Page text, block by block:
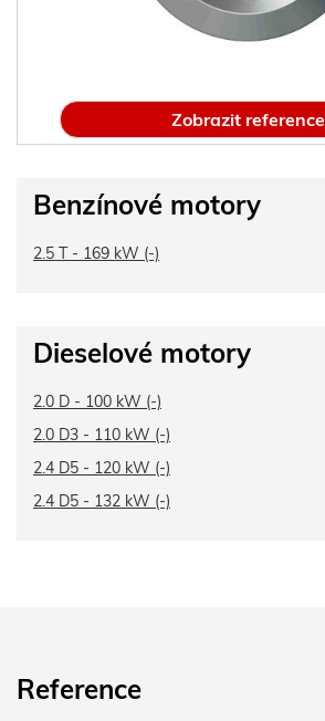
Zobrazit reference
Benzínové motory
2.5 T - 169 kW (-)
Dieselové motory
2.0 D - 100 kW (-)
2.0 D3 - 110 kW (-)
2.4 D5 - 120 kW (-)
2.4 D5 - 132 kW (-)
Reference